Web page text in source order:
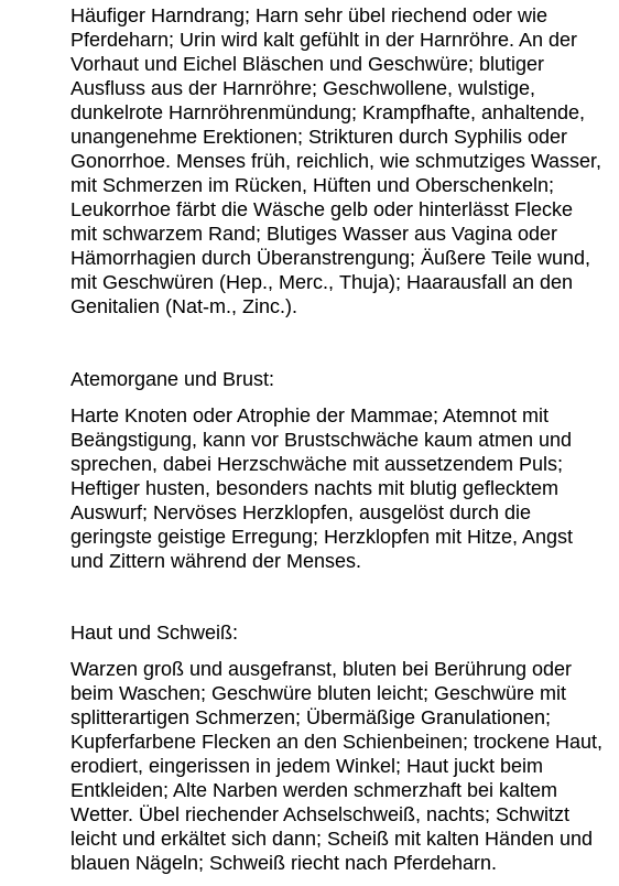
Häufiger Harndrang; Harn sehr übel riechend oder wie
Pferdeharn; Urin wird kalt gefühlt in der Harnröhre. An der
Vorhaut und Eichel Bläschen und Geschwüre; blutiger
Ausfluss aus der Harnröhre; Geschwollene, wulstige,
dunkelrote Harnröhrenmündung; Krampfhafte, anhaltende,
unangenehme Erektionen; Strikturen durch Syphilis oder
Gonorrhoe. Menses früh, reichlich, wie schmutziges Wasser,
mit Schmerzen im Rücken, Hüften und Oberschenkeln;
Leukorrhoe färbt die Wäsche gelb oder hinterlässt Flecke
mit schwarzem Rand; Blutiges Wasser aus Vagina oder
Hämorrhagien durch Überanstrengung; Äußere Teile wund,
mit Geschwüren (Hep., Merc., Thuja); Haarausfall an den
Genitalien (Nat-m., Zinc.).
Atemorgane und Brust:
Harte Knoten oder Atrophie der Mammae; Atemnot mit
Beängstigung, kann vor Brustschwäche kaum atmen und
sprechen, dabei Herzschwäche mit aussetzendem Puls;
Heftiger husten, besonders nachts mit blutig geflecktem
Auswurf; Nervöses Herzklopfen, ausgelöst durch die
geringste geistige Erregung; Herzklopfen mit Hitze, Angst
und Zittern während der Menses.
Haut und Schweiß:
Warzen groß und ausgefranst, bluten bei Berührung oder
beim Waschen; Geschwüre bluten leicht; Geschwüre mit
splitterartigen Schmerzen; Übermäßige Granulationen;
Kupferfarbene Flecken an den Schienbeinen; trockene Haut,
erodiert, eingerissen in jedem Winkel; Haut juckt beim
Entkleiden; Alte Narben werden schmerzhaft bei kaltem
Wetter. Übel riechender Achselschweiß, nachts; Schwitzt
leicht und erkältet sich dann; Scheiß mit kalten Händen und
blauen Nägeln; Schweiß riecht nach Pferdeharn.